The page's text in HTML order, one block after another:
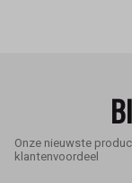
Onze nieuwste
klantenvoordeel